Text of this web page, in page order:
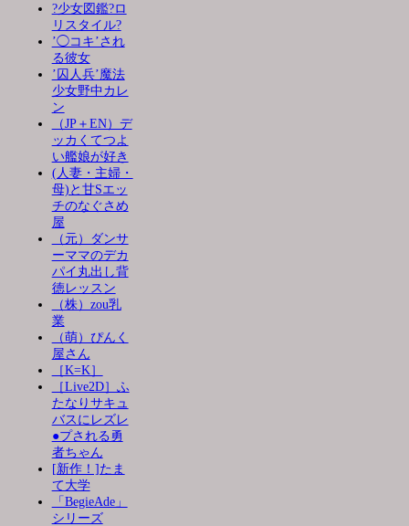
?少女図鑑?ロ
リスタイル?
’◯コキ’され
る彼女
’囚人兵’魔法
少女野中カレ
ン
（JP＋EN）デ
ッカくてつよ
い艦娘が好き
(人妻・主婦・
母)と甘Sエッ
チのなぐさめ
屋
（元）ダンサ
ーママのデカ
パイ丸出し背
徳レッスン
（株）zou乳
業
（萌）ぴんく
屋さん
［K=K］
［Live2D］ふ
たなりサキュ
バスにレズレ
●プされる勇
者ちゃん
[新作！]たま
て大学
「BegieAde」
シリーズ